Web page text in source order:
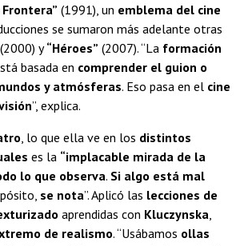
Frontera” (1991), un emblema del cine
se sumaron más adelante otras
(2000) y“Héroes” (2007). “La formación
basada en comprender el guion o
y atmósferas. Eso pasa en el cine
”, explica.
, lo que ella ve en los distintos
es la “implacable mirada de la
lo que observa. Si algo está mal
se nota”. Aplicó las lecciones de
aprendidas con Kluczynska,
de realismo. “Usábamos ollas